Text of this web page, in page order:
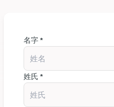
名字 *
姓氏 *